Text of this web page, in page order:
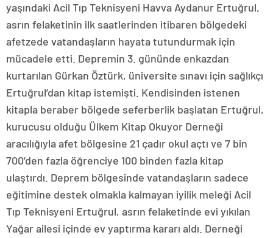
yaşındaki Acil Tıp Teknisyeni Havva Aydanur Ertuğrul,
asrın felaketinin ilk saatlerinden itibaren bölgedeki
afetzede vatandaşların hayata tutundurmak için
mücadele etti. Depremin 3. gününde enkazdan
kurtarılan Gürkan Öztürk, üniversite sınavı için sağlıkçı
Ertuğrul’dan kitap istemişti. Kendisinden istenen
kitapla beraber bölgede seferberlik başlatan Ertuğrul,
kurucusu olduğu Ülkem Kitap Okuyor Derneği
aracılığıyla afet bölgesine 21 çadır okul açtı ve 7 bin
700’den fazla öğrenciye 100 binden fazla kitap
ulaştırdı. Deprem bölgesinde vatandaşların sadece
eğitimine destek olmakla kalmayan iyilik meleği Acil
Tıp Teknisyeni Ertuğrul, asrın felaketinde evi yıkılan
Yağar ailesi içinde ev yaptırma kararı aldı. Derneği